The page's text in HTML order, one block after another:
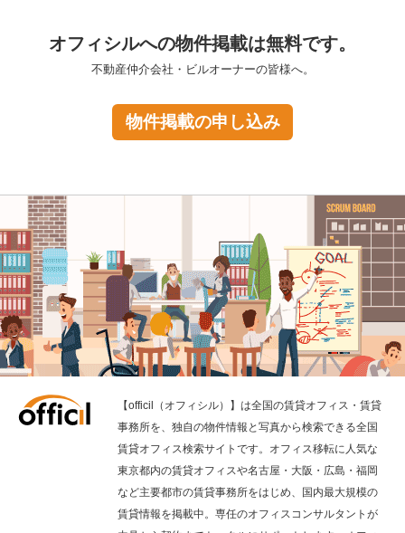
オフィシルへの物件掲載は無料です。
不動産仲介会社・ビルオーナーの皆様へ。
物件掲載の申し込み
【officil（オフィシル）】は全国の賃貸オフィス・賃貸
事務所を、独自の物件情報と写真から検索できる全国
賃貸オフィス検索サイトです。オフィス移転に人気な
東京都内の賃貸オフィスや名古屋・大阪・広島・福岡
など主要都市の賃貸事務所をはじめ、国内最大規模の
賃貸情報を掲載中。専任のオフィスコンサルタントが